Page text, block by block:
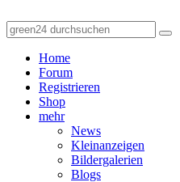
Home
Forum
Registrieren
Shop
mehr
News
Kleinanzeigen
Bildergalerien
Blogs